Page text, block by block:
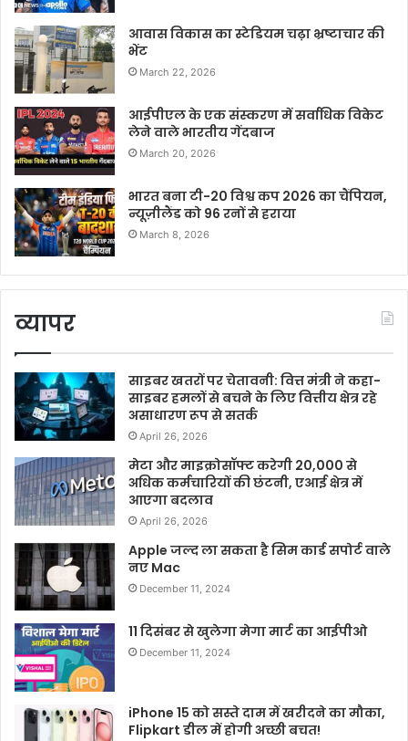
आवास विकास का स्टेडियम चढ़ा भ्रष्टाचार की
भेंट
March 22, 2026
आईपीएल के एक संस्करण में सर्वाधिक विकेट
लेने वाले भारतीय गेंदबाज
March 20, 2026
भारत बना टी-20 विश्व कप 2026 का चैंपियन,
न्यूज़ीलैंड को 96 रनों से हराया
March 8, 2026
व्यापर
साइबर खतरों पर चेतावनी: वित्त मंत्री ने कहा-
साइबर हमलों से बचने के लिए वित्तीय क्षेत्र रहे
असाधारण रूप से सतर्क
April 26, 2026
मेटा और माइक्रोसॉफ्ट करेगी 20,000 से
अधिक कर्मचारियों की छंटनी, एआई क्षेत्र में
आएगा बदलाव
April 26, 2026
Apple जल्द ला सकता है सिम कार्ड सपोर्ट वाले
नए Mac
December 11, 2024
11 दिसंबर से खुलेगा मेगा मार्ट का आईपीओ
December 11, 2024
iPhone 15 को सस्ते दाम में खरीदने का मौका,
Flipkart डील में होगी अच्छी बचत!